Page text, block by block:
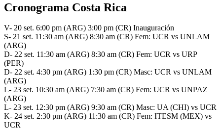
Cronograma Costa Rica
V- 20 set. 6:00 pm (ARG) 3:00 pm (CR) Inauguración
S- 21 set. 11:30 am (ARG) 8:30 am (CR) Fem: UCR vs UNLAM
(ARG)
D- 22 set. 11:30 am (ARG) 8:30 am (CR) Fem: UCR vs URP
(PER)
D- 22 set. 4:30 pm (ARG) 1:30 pm (CR) Masc: UCR vs UNLAM
(ARG)
L- 23 set. 10:30 am (ARG) 7:30 am (CR) Fem: UCR vs UNPAZ
(ARG)
L- 23 set. 12:30 pm (ARG) 9:30 am (CR) Masc: UA (CHI) vs UCR
K- 24 set. 2:30 pm (ARG) 11:30 am (CR) Fem: ITESM (MEX) vs
UCR